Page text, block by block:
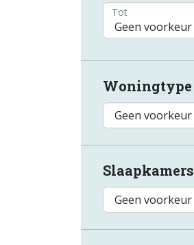
Tot
Woningtype
Slaapkamers